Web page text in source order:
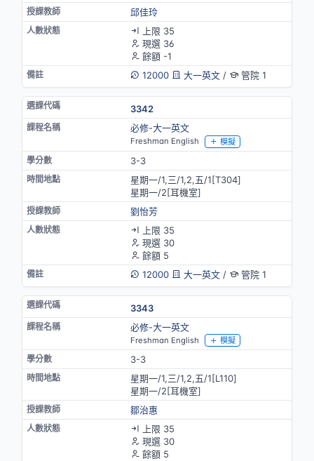
邱佳玲
上限 35
現選 36
餘額 -1
12000
大一英文/ 管院 1
3342
必修-大一英文
Freshman English 模擬
3-3
星期一/1,三/1,2,五/1[T304]
星期一/2[耳機室]
劉怡芳
上限 35
現選 30
餘額 5
12000
大一英文/ 管院 1
3343
必修-大一英文
Freshman English 模擬
3-3
星期一/1,三/1,2,五/1[L110]
星期一/2[耳機室]
鄒治惠
上限 35
現選 30
餘額 5